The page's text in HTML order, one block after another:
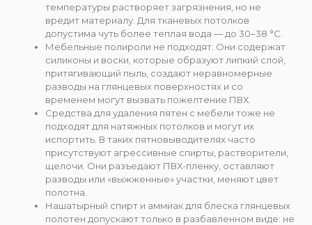
температуры растворяет загрязнения, но не
вредит материалу. Для тканевых потолков
допустима чуть более теплая вода — до 30–38 °C.
Мебельные полироли не подходят. Они содержат
силиконы и воски, которые образуют липкий слой,
притягивающий пыль, создают неравномерные
разводы на глянцевых поверхностях и со
временем могут вызвать пожелтение ПВХ.
Средства для удаления пятен с мебели тоже не
подходят для натяжных потолков и могут их
испортить. В таких пятновыводителях часто
присутствуют агрессивные спирты, растворители,
щелочи. Они разъедают ПВХ-пленку, оставляют
разводы или «выжженные» участки, меняют цвет
полотна.
Нашатырный спирт и аммиак для блеска глянцевых
полотен допускают только в разбавленном виде: не